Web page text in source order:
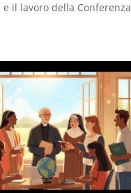
il lavoro della Conferenza